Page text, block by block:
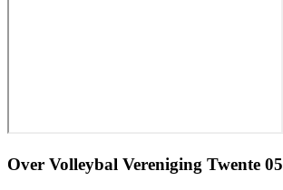
Over Volleybal Vereniging Twente 05